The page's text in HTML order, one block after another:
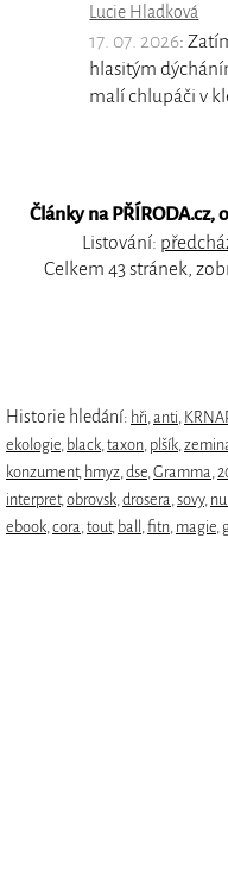
Lucie Hladková
17. 07. 2026:
hlasitým
malí chlupáči v
Články na PŘÍRODA.cz,
Listování:
Celkem 43 stránek,
Historie hledání: hři,anti, KRNAP
ekologie, black,taxon, plšík,
konzument, hmyz,dse,Gramma,
interpret,obrovsk,drosera,sovy,
ebook,cora,tout, ball ,fitn, magie,